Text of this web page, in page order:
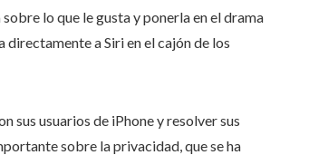
lo que le gusta y ponerla en el drama
a Siri en el cajón de los
sus usuarios de iPhone y resolver sus
sobre la privacidad, que se ha